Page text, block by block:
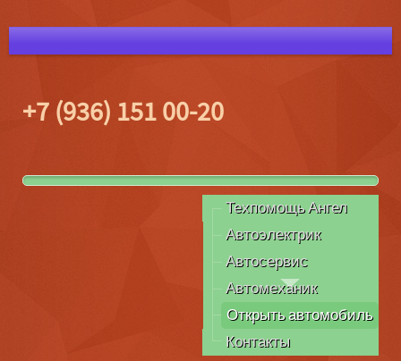
+7 (936) 151 00-20
Техпомощь Ангел
Автоэлектрик
Автосервис
Автомеханик
Открыть автомобиль
Контакты